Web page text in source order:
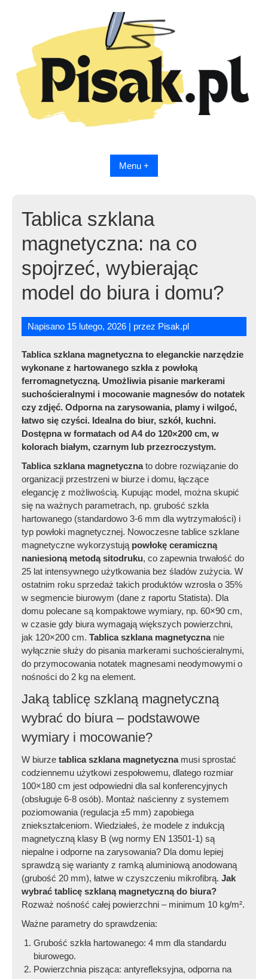
Menu +
Tablica szklana
magnetyczna: na co
spojrzeć, wybierając
model do biura i domu?
Napisano 15 lutego, 2026 | przez
Tablica szklana magnetyczna to eleganckie narzędzie
wykonane z hartowanego szkła z powłoką
ferromagnetyczną. Umożliwia pisanie markerami
suchościeralnymi i mocowanie magnesów do notatek
czy zdjęć. Odporna na zarysowania, plamy i wilgoć,
łatwo się czyści. Idealna do biur, szkół, kuchni.
Dostępna w formatach od A4 do 120×200 cm, w
kolorach białym, czarnym lub przezroczystym.
Tablica szklana magnetycznato dobre rozwiązanie do
organizacji przestrzeni w biurze i domu, łączące
elegancję z możliwością. Kupując model, można skupić
się na ważnych parametrach, np. grubość szkła
hartowanego (standardowo 3-6 mm dla wytrzymałości) i
typ powłoki magnetycznej. Nowoczesne tablice szklane
magnetyczne wykorzystują powłokę ceramiczną
naniesioną metodą sitodruku, co zapewnia trwałość do
25 lat intensywnego użytkowania bez śladów zużycia. W
ostatnim roku sprzedaż takich produktów wzrosła o 35%
w segmencie biurowym (dane z raportu Statista). Dla
domu polecane są kompaktowe wymiary, np. 60×90 cm,
w czasie gdy biura wymagają większych powierzchni,
jak 120×200 cm.Tablica szklana magnetycznanie
wyłącznie służy do pisania markerami suchościeralnymi,
do przymocowania notatek magnesami neodymowymi o
nośności do 2 kg na element.
Jaką tablicę szklaną magnetyczną
wybrać do biura – podstawowe
wymiary i mocowanie?
W biurzetablica szklana magnetycznamusi sprostać
codziennemu użytkowi zespołowemu, dlatego rozmiar
100×180 cm jest odpowiedni dla sal konferencyjnych
(obsługuje 6-8 osób). Montaż naścienny z systemem
poziomowania (regulacja ±5 mm) zapobiega
zniekształceniom. Wiedziałeś, że modele z indukcją
magnetyczną klasy B (wg normy EN 13501-1) są
niepalne i odporne na zarysowania? Dla domu lepiej
sprawdzą się warianty z ramką aluminiową anodowaną
(grubość 20 mm), łatwe w czyszczeniu mikrofibrą.Jak
wybrać tablicę szklaną magnetyczną do biura?
Rozważ nośność całej powierzchni – minimum 10 kg/m².
Ważne parametry do sprawdzenia:
Grubość szkła hartowanego: 4 mm dla standardu
biurowego.
Powierzchnia pisząca: antyrefleksyjna, odporna na